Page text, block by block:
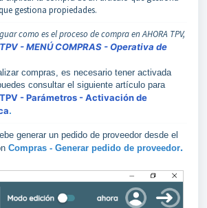
gestiona propiedades.
como es el proceso de compra en AHORA TPV,
TPV - MENÚ COMPRAS - Operativa de
compras, es necesario tener activada
consultar el siguiente artículo para
TPV - Parámetros - Activación de
.
generar un pedido de proveedor desde el
Compras - Generar pedido de proveedor.